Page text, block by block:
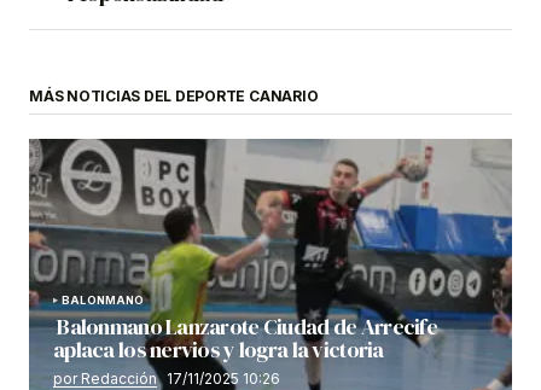
MÁS NOTICIAS DEL DEPORTE CANARIO
BALONMANO
Balonmano Lanzarote Ciudad de Arrecife
aplaca los nervios y logra la victoria
por Redacción 17/11/2025 10:26